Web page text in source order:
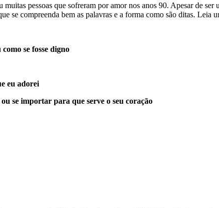
pessoas que sofreram por amor nos anos 90. Apesar de ser
se compreenda bem as palavras e a forma como são ditas. Leia
se fosse digno
eu adorei
se importar para que serve o seu coração